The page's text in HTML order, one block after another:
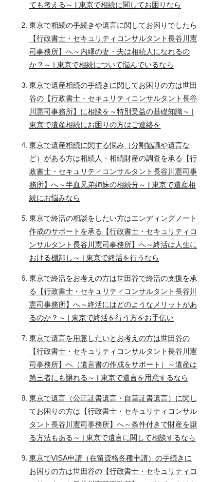
ても考える～ | 東京で相続に関してお困りなら
東京で相続の手続きや遺言に関してお困りでしたら
【行政書士・セキュリティコンサルタント長谷川憲
司事務所】へ～内縁の妻・夫は相続人になれるの
か？～ | 東京で相続について悩んでいるなら
東京で遺産相続の手続きに関してお困りの方は世田
谷の【行政書士・セキュリティコンサルタント長谷
川憲司事務所】に相談を～特別受益の基礎知識～ |
東京で遺産相続にお困りの方はご連絡を
東京で遺産相続に関する悩み（分割協議や遺言な
ど）がある方は相続人・相続財産の調査を承る【行
政書士・セキュリティコンサルタント長谷川憲司事
務所】へ～半血兄弟姉妹の相続分～ | 東京で遺産相
続にお悩みなら
東京で終活の相談をしたい方はエンディングノート
作成のサポートを承る【行政書士・セキュリティコ
ンサルタント長谷川憲司事務所】へ～終活は人生に
おける棚卸し～ | 東京で終活を行うなら
東京で終活をお考えの方は世田谷で終活の支援を承
る【行政書士・セキュリティコンサルタント長谷川
憲司事務所】へ～終活にはどのようなメリットがあ
るのか？～ | 東京で終活を行う方をお手伝い
東京で遺言を用意したいとお考えの方は世田谷の
【行政書士・セキュリティコンサルタント長谷川憲
司事務所】へ（遺言書の作成をサポート）～遺産は
第三者にも譲れる～ | 東京で遺言を用意するなら
東京で遺言（公正証書遺言・自筆証書遺言）に関し
てお困りの方は【行政書士・セキュリティコンサル
タント長谷川憲司事務所】へ～条件付きで財産を譲
る方法もある～ | 東京で遺言に関して相談するなら
東京でVISA申請（在留資格各種申請）の手続きに
お困りの方は世田谷の【行政書士・セキュリティコ